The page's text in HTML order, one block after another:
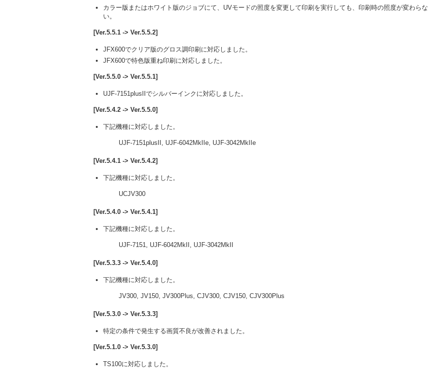
カラー版またはホワイト版のジョブにて、UVモードの照度を変更して印刷を実行しても、印刷時の照度が変わらな
い。
[Ver.5.5.1 -> Ver.5.5.2]
JFX600でクリア版のグロス調印刷に対応しました。
JFX600で特色版重ね印刷に対応しました。
[Ver.5.5.0 -> Ver.5.5.1]
UJF-7151plusIIでシルバーインクに対応しました。
[Ver.5.4.2 -> Ver.5.5.0]
下記機種に対応しました。
UJF-7151plusII, UJF-6042MkIIe, UJF-3042MkIIe
[Ver.5.4.1 -> Ver.5.4.2]
下記機種に対応しました。
UCJV300
[Ver.5.4.0 -> Ver.5.4.1]
下記機種に対応しました。
UJF-7151, UJF-6042MkII, UJF-3042MkII
[Ver.5.3.3 -> Ver.5.4.0]
下記機種に対応しました。
JV300, JV150, JV300Plus, CJV300, CJV150, CJV300Plus
[Ver.5.3.0 -> Ver.5.3.3]
特定の条件で発生する画質不良が改善されました。
[Ver.5.1.0 -> Ver.5.3.0]
TS100に対応しました。